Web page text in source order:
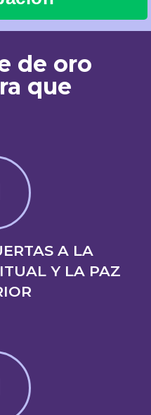
de oro
que
A LA
Y LA PAZ